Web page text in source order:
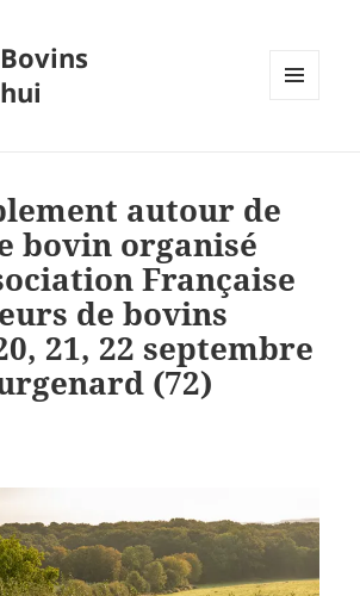
autour de
bovin organisé
Française
de bovins
21, 22 septembre
(72)